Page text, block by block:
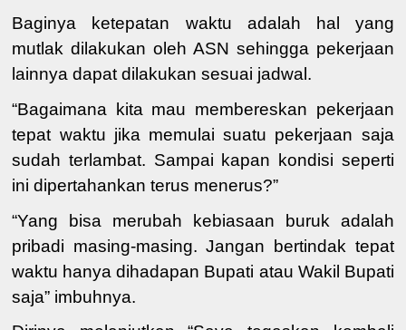
Baginya
ketepatan waktu adalah hal yang
mutlak dilakukan oleh ASN sehingga pekerjaan
lainnya dapat dilakukan sesuai jadwal.
“Bagaimana kita mau membereskan pekerjaan
tepat waktu jika memulai suatu pekerjaan saja
sudah terlambat. Sampai kapan kondisi seperti
ini dipertahankan terus menerus?”
“Yang bisa merubah kebiasaan buruk adalah
pribadi masing-masing. Jangan bertindak tepat
waktu hanya dihadapan Bupati atau Wakil Bupati
saja” imbuhnya.